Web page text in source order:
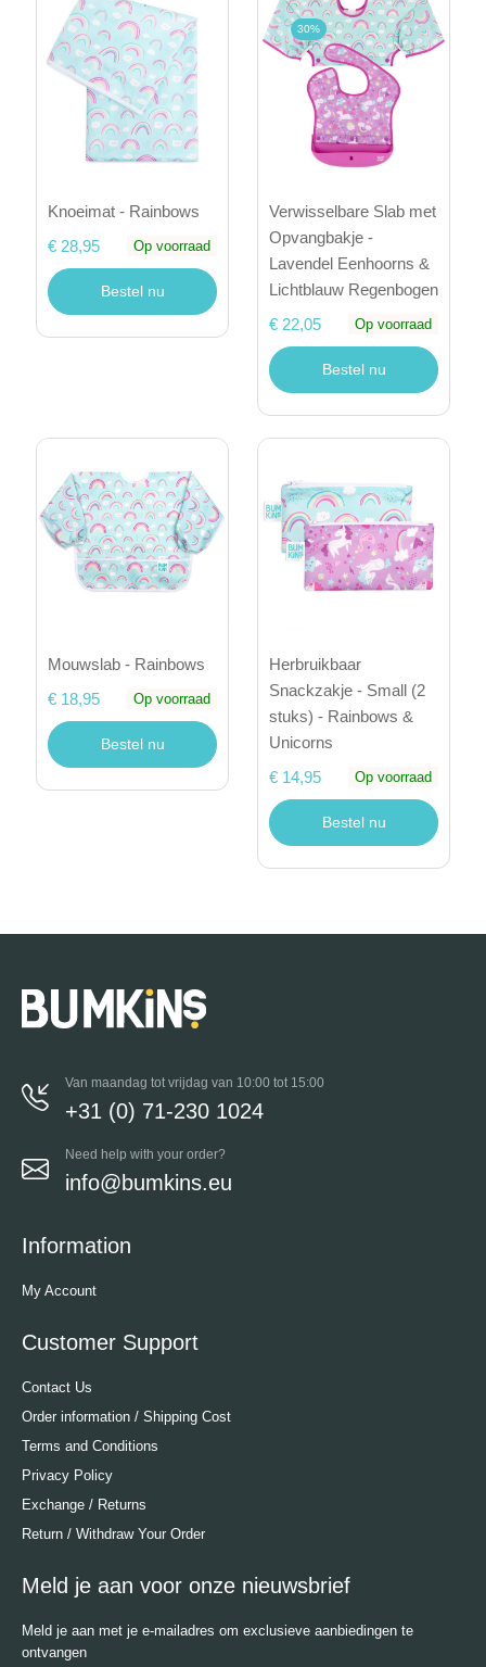
Knoeimat - Rainbows
€ 28,95
Op voorraad
Bestel nu
30%
Verwisselbare Slab met
Opvangbakje -
Lavendel Eenhoorns &
Lichtblauw Regenbogen
€ 22,05
Op voorraad
Bestel nu
Mouwslab - Rainbows
€ 18,95
Op voorraad
Bestel nu
Herbruikbaar
Snackzakje - Small (2
stuks) - Rainbows &
Unicorns
€ 14,95
Op voorraad
Bestel nu
Van maandag tot vrijdag van 10:00 tot 15:00
+31 (0) 71-230 1024
Need help with your order?
info@bumkins.eu
Information
My Account
Customer Support
Contact Us
Order information / Shipping Cost
Terms and Conditions
Privacy Policy
Exchange / Returns
Return / Withdraw Your Order
Meld je aan voor onze nieuwsbrief
Meld je aan met je e-mailadres om exclusieve aanbiedingen te
ontvangen